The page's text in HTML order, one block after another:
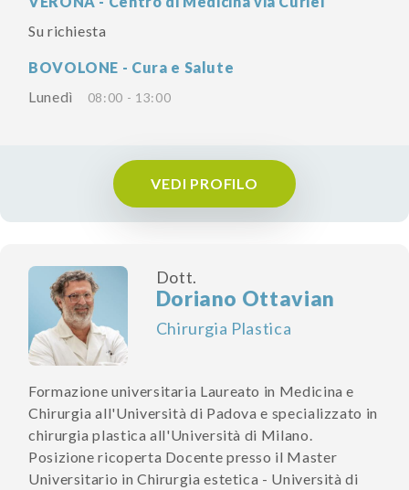
Su richiesta
BOVOLONE - Cura e Salute
Lunedì
08:00 - 13:00
VEDI PROFILO
Dott.
Doriano Ottavian
Chirurgia Plastica
Formazione universitaria Laureato in Medicina e
Chirurgia all'Università di Padova e specializzato in
chirurgia plastica all'Università di Milano.
Posizione ricoperta Docente presso il Master
Universitario in Chirurgia estetica - Università di